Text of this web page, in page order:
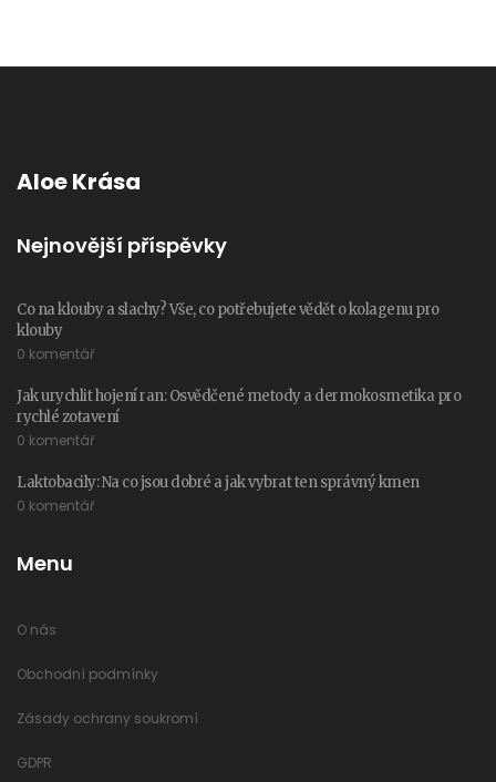
Aloe Krása
Nejnovější příspěvky
Co na klouby a slachy? Vše, co potřebujete vědět o kolagenu pro
klouby
0 komentář
Jak urychlit hojení ran: Osvědčené metody a dermokosmetika pro
rychlé zotavení
0 komentář
Laktobacily: Na co jsou dobré a jak vybrat ten správný kmen
0 komentář
Menu
O nás
Obchodní podmínky
Zásady ochrany soukromí
GDPR